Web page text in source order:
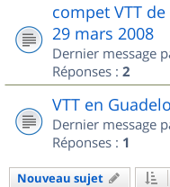
compet VTT
29 mars 2008
Dernier message
Réponses : 2
VTT en
Dernier message
Réponses : 1
Nouveau sujet